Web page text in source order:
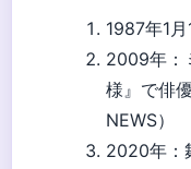
1987年1月
2009年
様』で俳
NEWS）
2020年